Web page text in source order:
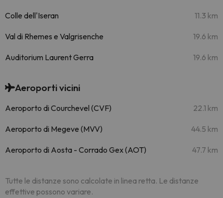
Colle dell'Iseran 11.3 km
Val di Rhemes e Valgrisenche 19.6 km
Auditorium Laurent Gerra 19.6 km
Aeroporti vicini
Aeroporto di Courchevel (CVF) 22.1 km
Aeroporto di Megeve (MVV) 44.5 km
Aeroporto di Aosta - Corrado Gex (AOT) 47.7 km
Tutte le distanze sono calcolate in linea retta. Le distanze
effettive possono variare.